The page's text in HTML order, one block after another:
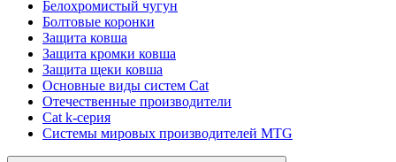
Белохромистый чугун
Болтовые коронки
Защита ковша
Защита кромки ковша
Защита щеки ковша
Основные виды систем Cat
Отечественные производители
Сat k-серия
Системы мировых производителей MTG